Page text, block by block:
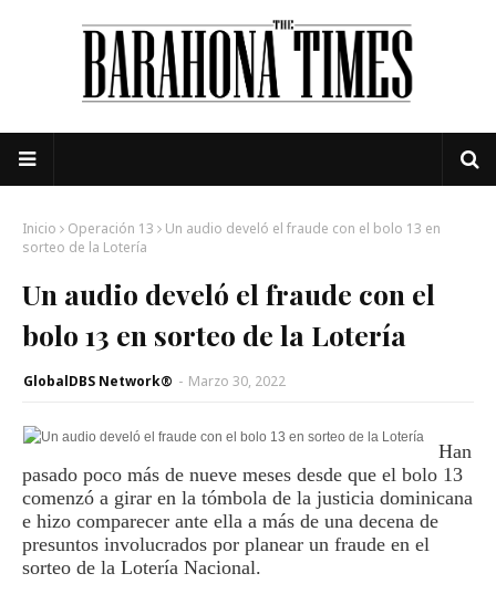
Inicio Operación 13
Un audio develó el fraude con el bolo 13 en
sorteo de la Lotería
Un audio develó el fraude con el
bolo 13 en sorteo de la Lotería
GlobalDBS Network® - Marzo 30, 2022
Han
pasado poco más de nueve meses desde que el bolo 13
comenzó a girar en la tómbola de la justicia dominicana
e hizo com­parecer ante ella a más de una decena de
presuntos involucrados por planear un fraude en el
sorteo de la Lotería Nacional.